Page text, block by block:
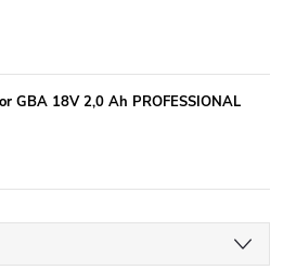
GBA 18V 2,0 Ah PROFESSIONAL